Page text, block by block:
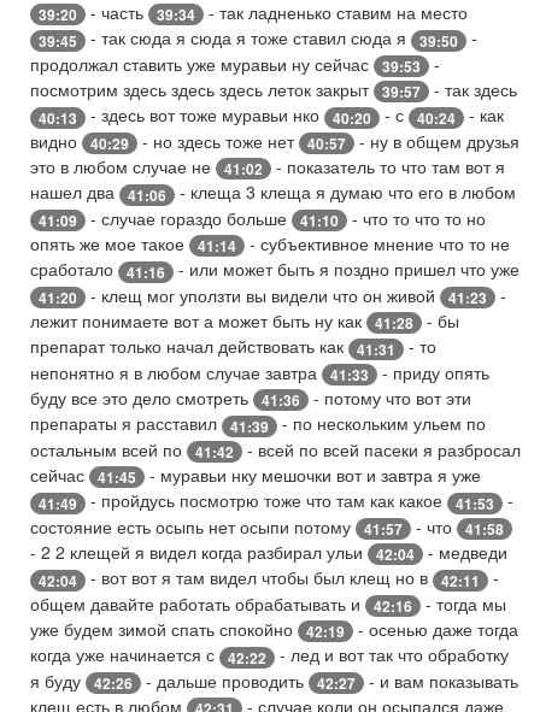
39:20
- часть 39:34 - так ладненько ставим на место
39:45 - так сюда я сюда я тоже ставил сюда я 39:50
-
продолжал ставить уже муравьи ну сейчас
39:53
-
посмотрим здесь здесь здесь леток закрыт 39:57 - так здесь
40:13 - здесь вот тоже муравьи нко 40:20 - с 40:24
- как
видно
40:29 - но здесь тоже нет 40:57
- ну в общем друзья
это в любом случае не
41:02
- показатель то что там вот я
нашел два
41:06 - клеща 3 клеща я думаю что его в любом
41:09 - случае гораздо больше 41:10
- что то что то но
опять же мое такое
41:14
- субъективное мнение что то не
сработало
41:16 - или может быть я поздно пришел что уже
41:20 - клещ мог уползти вы видели что он живой 41:23
-
лежит понимаете вот а может быть ну как
41:28
- бы
препарат только начал действовать как
41:31
- то
непонятно я в любом случае завтра
41:33
- приду опять
буду все это дело смотреть
41:36
- потому что вот эти
препараты я расставил
41:39
- по нескольким ульем по
остальным всей по
41:42
- всей по всей пасеки я разбросал
сейчас
41:45 - муравьи нку мешочки вот и завтра я уже
41:49 - пройдусь посмотрю тоже что там как какое 41:53
-
состояние есть осыпь нет осыпи потому
41:57 - что 41:58
- 2 2 клещей я видел когда разбирал ульи 42:04 - медведи
42:04 - вот вот я там видел чтобы был клещ но в 42:11
-
общем давайте работать обрабатывать и
42:16
- тогда мы
уже будем зимой спать спокойно
42:19
- осенью даже тогда
когда уже начинается с
42:22
- лед и вот так что обработку
я буду
42:26 - дальше проводить 42:27
- и вам показывать
клещ есть в любом
- случае коли он осыпался даже